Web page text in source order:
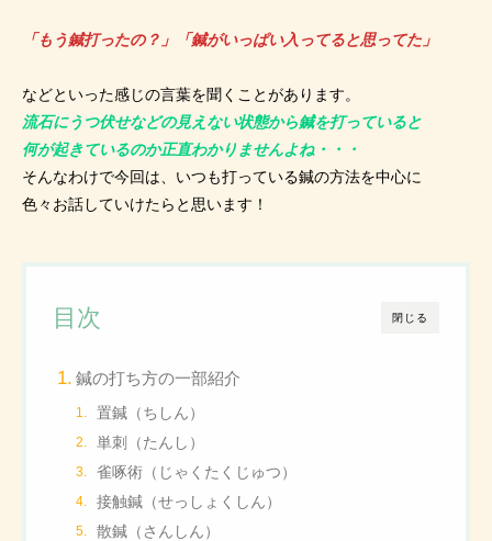
「もう鍼打ったの？」「鍼がいっぱい入ってると思ってた」
などといった感じの言葉を聞くことがあります。
流石にうつ伏せなどの見えない状態から鍼を打っていると
何が起きているのか正直わかりませんよね・・・
そんなわけで今回は、いつも打っている鍼の方法を中心に
色々お話していけたらと思います！
閉じる
目次
鍼の打ち方の一部紹介
置鍼（ちしん）
単刺（たんし）
雀啄術（じゃくたくじゅつ）
接触鍼（せっしょくしん）
散鍼（さんしん）